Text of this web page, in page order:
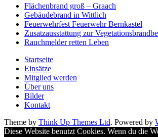
Flächenbrand groß – Graach
Gebäudebrand in Wittlich
Feuerwehrfest Feuerwehr Bernkastel
Zusatzausstattung zur
Rauchmelder retten Leben
Startseite
Einsätze
Mitglied werden
Über uns
Bilder
Kontakt
Theme by Think Up Themes Ltd. Powered by
Diese Website benutzt Cookies. Wenn du die